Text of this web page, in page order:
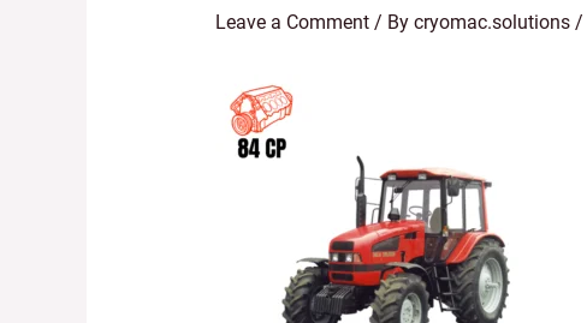
Leave a Comment / By cryomac.solutions /